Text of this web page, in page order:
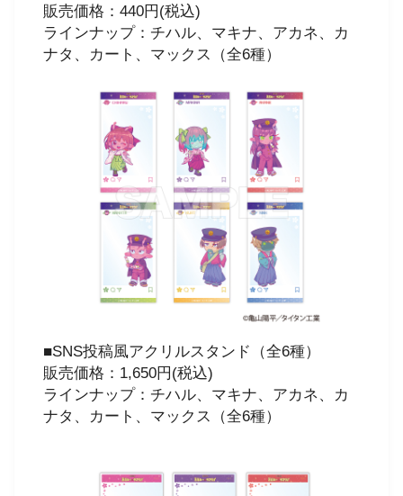
販売価格：440円(税込)
ラインナップ：チハル、マキナ、アカネ、カ
ナタ、カート、マックス（全6種）
■SNS投稿風アクリルスタンド（全6種）
販売価格：1,650円(税込)
ラインナップ：チハル、マキナ、アカネ、カ
ナタ、カート、マックス（全6種）